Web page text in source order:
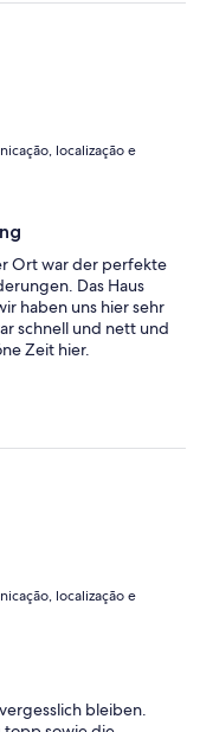
localização e
Ort war der perfekte
Das Haus
haben uns hier sehr
schnell und nett und
Zeit hier.
localização e
bleiben.